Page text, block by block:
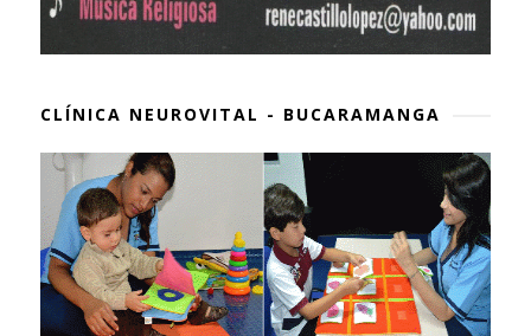
CLÍNICA NEUROVITAL - BUCARAMANGA